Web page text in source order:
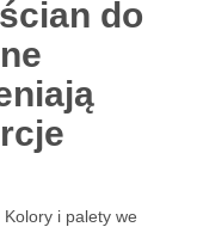
do
Kolory i palety we